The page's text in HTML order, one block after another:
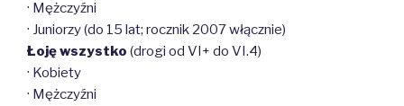
· Mężczyźni
· Juniorzy (do 15 lat; rocznik 2007 włącznie)
Łoję wszystko (drogi od VI+ do VI.4)
· Kobiety
· Mężczyźni